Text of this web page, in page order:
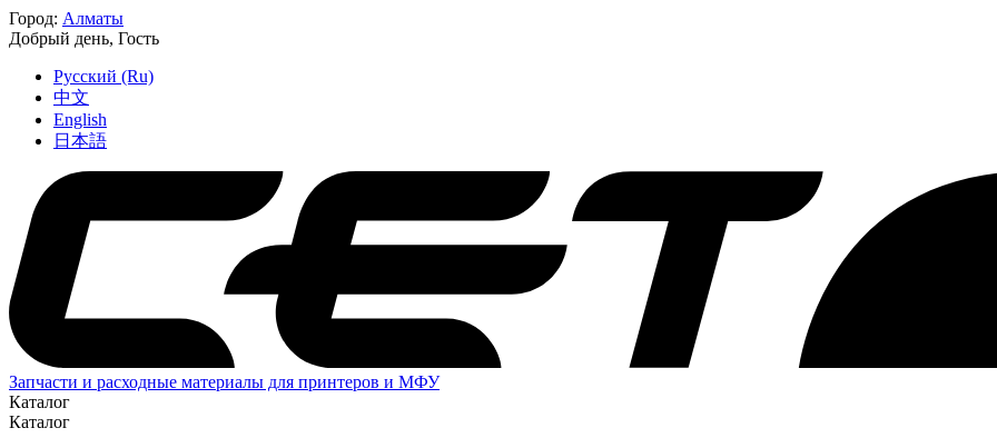
Город: Алматы
Добрый день, Гость
Русский (Ru)
中文
English
日本語
Запчасти и расходные материалы для принтеров и МФУ
Каталог
Каталог